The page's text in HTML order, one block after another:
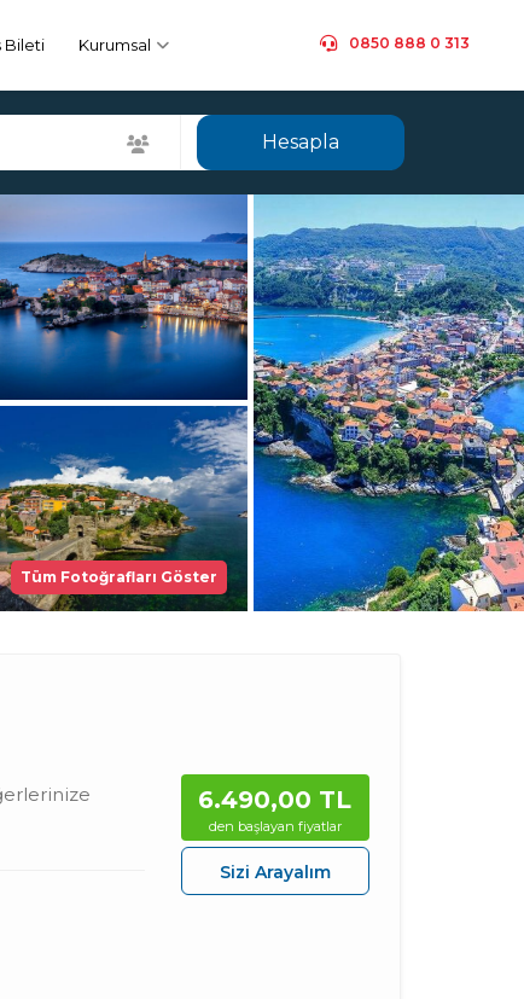
Bileti Kurumsal 0850 888 0 313
Hesapla
Tüm Fotoğrafları Göster
6.490,00 TL
den başlayan fiyatlar
Sizi Arayalım